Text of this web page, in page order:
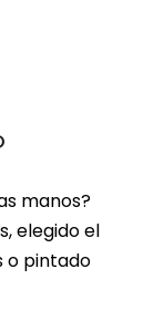
manos?
elegido el
o pintado